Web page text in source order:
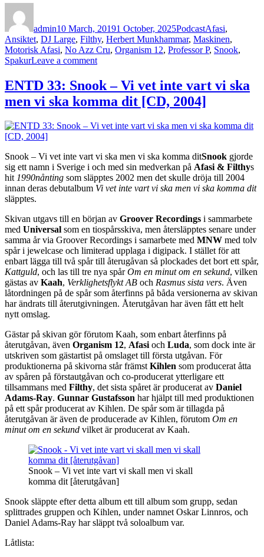
admin10 March, 20191 October, 2025PodcastAfasi,
Ansiktet, DJ Large, Filthy, Herbert Munkhammar, Maskinen,
Motorisk Afasi, No Azz Cru, Organism 12, Professor P, Snook,
SpakurLeave a commenton
–
Herbert
Munkhammar/Afasi
1
ENTD 33: Snook – Vi vet inte vart vi ska
men vi ska komma dit [CD, 2004]
Snook – Vi vet inte vart vi ska men vi ska komma ditSnook gjorde
sig ett namn i Sverige i och med sin medverkan på Afasi & Filthys
hit1990nånting som släpptes 2002 men det skulle dröja till 2004
innan deras debutalbum Vi vet inte vart vi ska men vi ska komma dit
släpptes.
Skivan utgavs till en början av Groover Recordings i sammarbete
med Universal som en tiospårsskiva, men återsläpptes senare under
samma år via Groover Recordings i samarbete med MNW med tolv
spår i jewelcase och limiterad upplaga i digipack. I stället för att
enbart lägga till två spår till återugåvan så plockades det bort ett spår,
Kattguld, och las till tre nya spårOm en minut om en sekund, vilken
gästas av Kaah, Verklighetsflykt AB och Rasmus sista vers. Även
låtordningen på de spår som återfinns på båda versionerna av skivan
har ändrats till återutgivningen. Återutgåvan har även fått ett helt
nytt omslag.
Gästar på skivan gör förutom Kaah, som enbart återfinns på
återutgåvan, även Organism 12, Afasioch Luda, som dock inte är
utskriven som gästartist på omslaget till första utgåvan. För
produktionerna på skivorna står främstKihlen som producerat åtta
av spåren på förstautgåvan och co-producerat ytterligare ett
tillsammans med Filthy, det sista spåret är producerat av Daniel
Adams-Ray. Gunnar Gustafsson har hjälpt till med produktionen
på ett spår producerat av Kihlen. De spår som är tillagda på
återutgåvan är även de producerade av Kihlen, förutom Om en
minut om en sekund vilket är producerat av Kaah.
Snook – Vi vet inte vart vi skall men vi skall
komma dit [återutgåvan]
Snook släppte efter detta album ett till album som grupp, sedan
splittrades gruppen och Kihlen, under namnet Oskar Linnros, och
Daniel Adams-Ray har släppt två soloalbum var.
Låtlista: